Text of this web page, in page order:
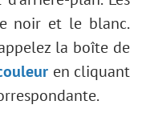
noir et le blanc.
la boîte de
en cliquant